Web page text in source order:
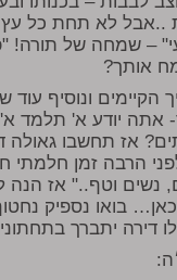
לא תחת כל עץ
– שמחה של תורה!
אותך?
הקיימים ונוסיף עוד
יודע א' תלמד א'
אז תחשבו גאולה
הרבה זמן חלמתי
וטף.." אז הנה
בואו נספיק
דירה יתברך